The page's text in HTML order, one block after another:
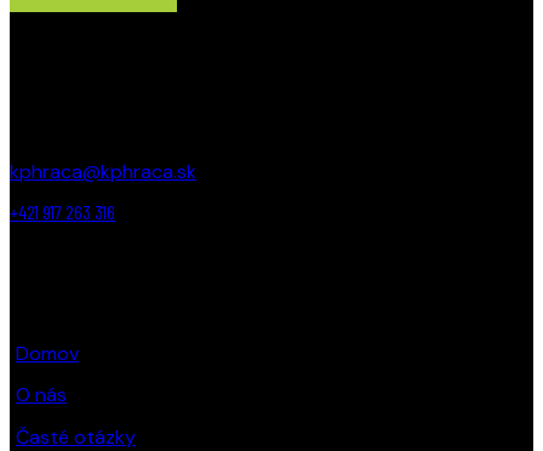
kphraca@kphraca.sk
+421 917 263 316
Domov
O nás
Časté otázky